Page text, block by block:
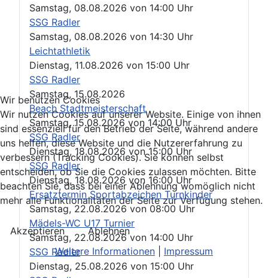
Samstag, 08.08.2026 von 14:00 Uhr
SSG Radler
Samstag, 08.08.2026 von 14:30 Uhr
Leichtathletik
Dienstag, 11.08.2026 von 15:00 Uhr
SSG Radler
Samstag, 15.08.2026
Beach Stadtmeisterschaft
Samstag, 15.08.2026 von 14:00 Uhr
SSG Radler
Dienstag, 18.08.2026 von15:00 Uhr
SSG Radler
Dienstag, 18.08.2026 von 16:00 Uhr
Ersatztermin Sportabzeichen Turnkinder
Samstag, 22.08.2026 von 08:00 Uhr
Mädels-WC U17 Turnier
Samstag, 22.08.2026von 14:00 Uhr
SSG Radler
Dienstag, 25.08.2026 von 15:00 Uhr
Wir benutzen Cookies
Wir nutzen Cookies auf unserer Website. Einige von ihnen
sind essenziell für den Betrieb der Seite, während andere
uns helfen, diese Website und die Nutzererfahrung zu
verbessern (Tracking Cookies). Sie können selbst
entscheiden, ob Sie die Cookies zulassen möchten. Bitte
beachten Sie, dass bei einer Ablehnung womöglich nicht
mehr alle Funktionalitäten der Seite zur Verfügung stehen.
Akzeptieren
Ablehnen
Weitere Informationen
Impressum